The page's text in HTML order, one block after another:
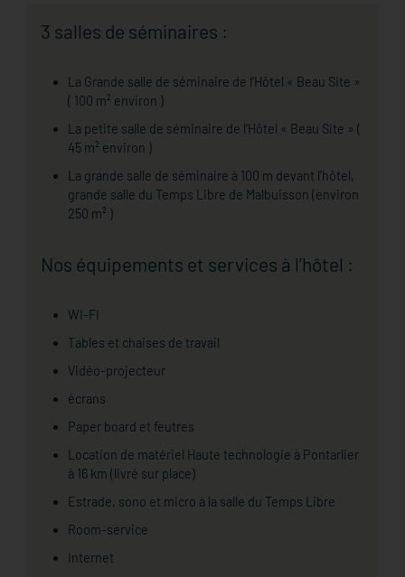
3 salles de séminaires :
La Grande salle de séminaire de l’Hôtel « Beau Site »
( 100 m² environ )
La petite salle de séminaire de l’Hôtel « Beau Site » (
45 m² environ )
La grande salle de séminaire à 100 m devant l’hôtel,
grande salle du Temps Libre de Malbuisson (environ
250 m² )
Nos équipements et services à l’hôtel :
WI-FI
Tables et chaises de travail
Vidéo-projecteur
écrans
Paper board et feutres
Location de matériel Haute technologie à Pontarlier
à 16 km (livré sur place)
Estrade, sono et micro à la salle du Temps Libre
Room-service
Internet